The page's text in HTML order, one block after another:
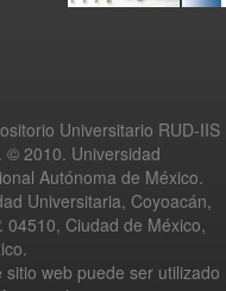
Universitario RUD-IIS
© 2010. Universidad
Autónoma de México.
Universitaria, Coyoacán,
04510, Ciudad de México,
sitio web puede ser utilizado